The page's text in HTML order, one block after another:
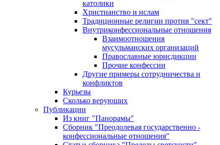
католики
Христианство и ислам
Традиционные религии против "сект"
Внутриконфессиональные отношения
Взаимоотношения
мусульманских организаций
Православные юрисдикции
Прочие конфессии
Другие примеры сотрудничества и
конфликтов
Курьезы
Сколько верующих
Публикации
Из книг "Панорамы"
Сборник "Преодолевая государственно -
конфессиональные отношения"